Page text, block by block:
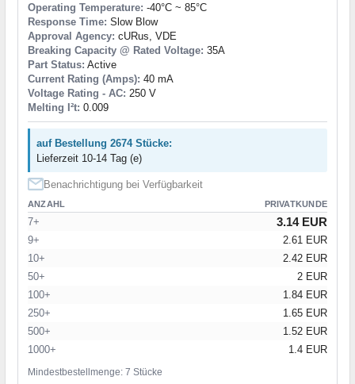
Operating Temperature: -40°C ~ 85°C
Response Time: Slow Blow
Approval Agency: cURus, VDE
Breaking Capacity @ Rated Voltage: 35A
Part Status: Active
Current Rating (Amps): 40 mA
Voltage Rating - AC: 250 V
Melting I²t: 0.009
auf Bestellung 2674 Stücke:
Lieferzeit 10-14 Tag (e)
Benachrichtigung bei Verfügbarkeit
ANZAHL PRIVATKUNDE
7+ 3.14 EUR
9+
2.61 EUR
10+
2.42 EUR
50+
2 EUR
100+
1.84 EUR
250+
1.65 EUR
500+
1.52 EUR
1000+
1.4 EUR
Mindestbestellmenge: 7 Stücke